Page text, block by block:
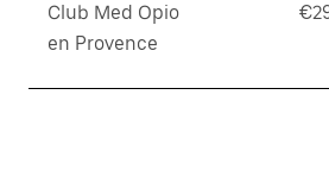
Club Med Opio
en Provence